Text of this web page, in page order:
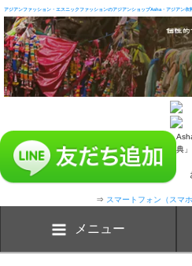
アジアンファッション・エスニックファッションのアジアンショップAsha・アジアン衣
典
⇒ スマートフォン（スマ
メニュー